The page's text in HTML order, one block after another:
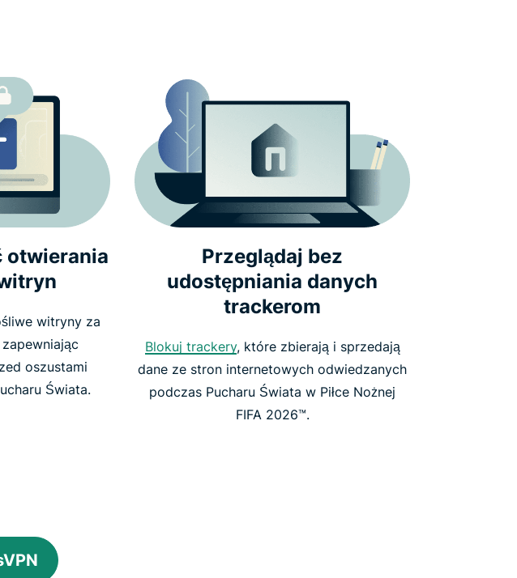
otwierania
witryny za
oszustami
Świata.
Przeglądaj bez
udostępniania danych
trackerom
Blokuj trackery, które zbierają i sprzedają
dane ze stron internetowych odwiedzanych
podczas Pucharu Świata w Piłce Nożnej
FIFA 2026™.